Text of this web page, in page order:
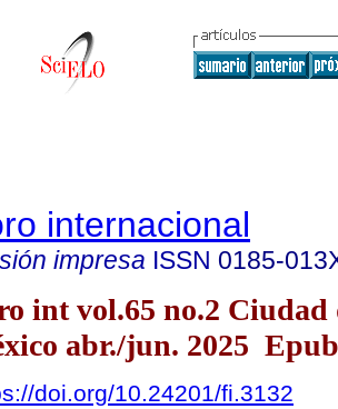
internacional
impresa ISSN 0185-
int vol.65 no.2 Ciudad
abr./jun. 2025
doi.org/10.24201/fi.3132